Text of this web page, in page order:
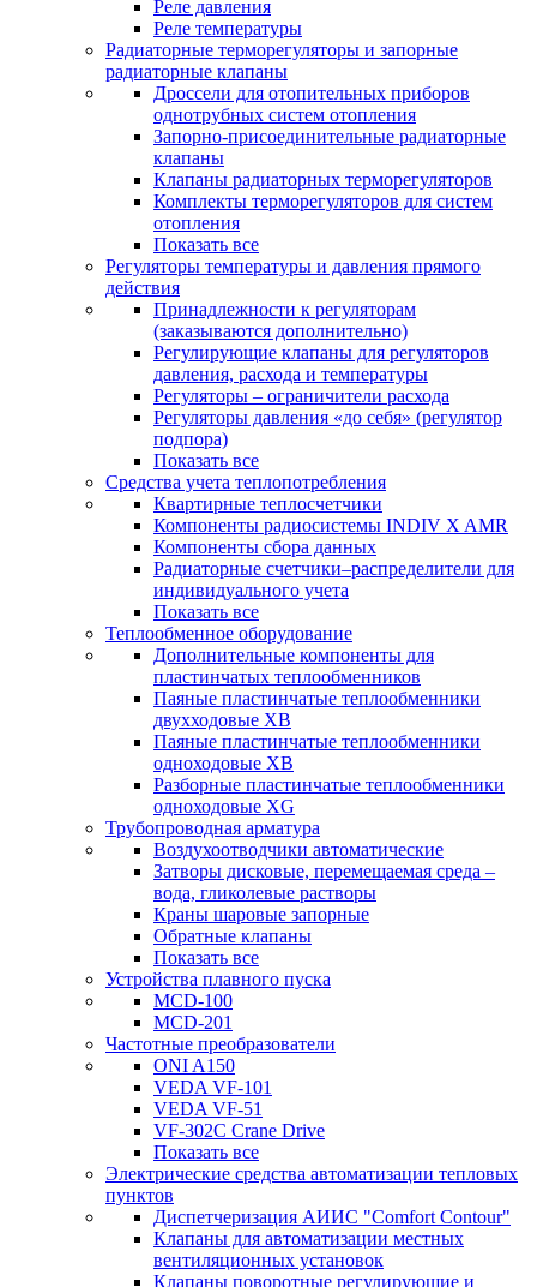
Реле давления
Реле температуры
Радиаторные терморегуляторы и запорные
радиаторные клапаны
Дроссели для отопительных приборов
однотрубных систем отопления
Запорно-присоединительные радиаторные
клапаны
Клапаны радиаторных терморегуляторов
Комплекты терморегуляторов для систем
отопления
Показать все
Регуляторы температуры и давления прямого
действия
Принадлежности к регуляторам
(заказываются дополнительно)
Регулирующие клапаны для регуляторов
давления, расхода и температуры
Регуляторы – ограничители расхода
Регуляторы давления «до себя» (регулятор
подпора)
Показать все
Средства учета теплопотребления
Квартирные теплосчетчики
Компоненты радиосистемы INDIV X AMR
Компоненты сбора данных
Радиаторные счетчики–распределители для
индивидуального учета
Показать все
Теплообменное оборудование
Дополнительные компоненты для
пластинчатых теплообменников
Паяные пластинчатые теплообменники
двухходовые XB
Паяные пластинчатые теплообменники
одноходовые ХВ
Разборные пластинчатые теплообменники
одноходовые ХG
Трубопроводная арматура
Воздухоотводчики автоматические
Затворы дисковые, перемещаемая среда –
вода, гликолевые растворы
Краны шаровые запорные
Обратные клапаны
Показать все
Устройства плавного пуска
MCD-100
MCD-201
Частотные преобразователи
ONI A150
VEDA VF-101
VEDA VF-51
VF-302C Crane Drive
Показать все
Электрические средства автоматизации тепловых
пунктов
Диспетчеризация АИИС "Comfort Contour"
Клапаны для автоматизации местных
вентиляционных установок
Клапаны поворотные регулирующие и